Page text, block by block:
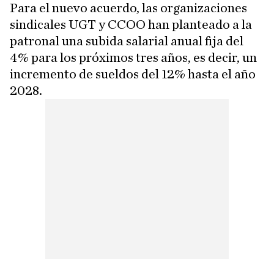
Para el nuevo acuerdo, las organizaciones
sindicales UGT y CCOO han planteado a la
patronal una subida salarial anual fija del
4% para los próximos tres años, es decir, un
incremento de sueldos del 12% hasta el año
2028.